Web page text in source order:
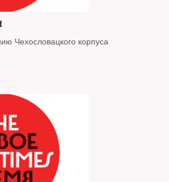
Чехословацкого корпуса